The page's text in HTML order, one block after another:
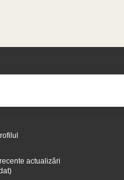
actualizări